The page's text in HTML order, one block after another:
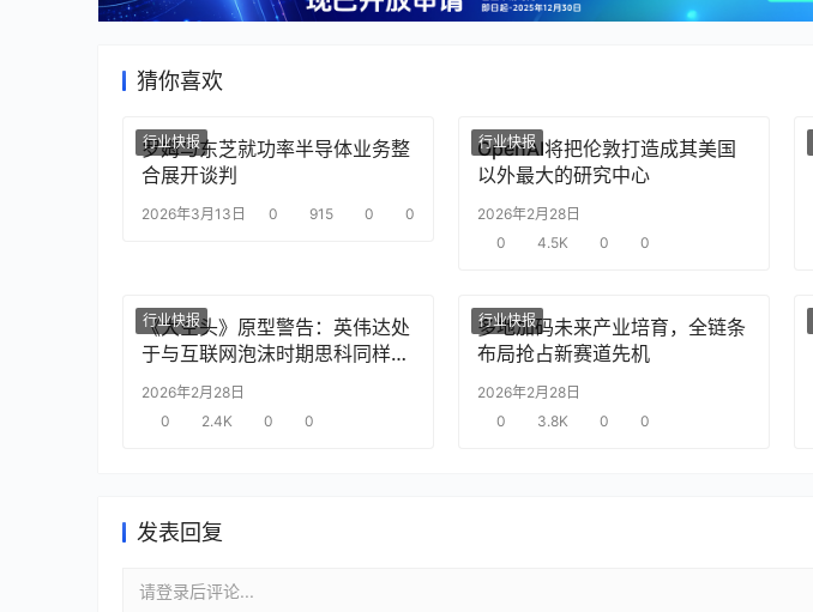
猜你喜欢
行业快报
罗姆与东芝就功率半导体业务整
合展开谈判
2026年3月13日 0 915 0 0
行业快报
OpenAI将把伦敦打造成其美国
以外最大的研究中心
2026年2月28日
0
4.5K 0 0
行业快报
《大空头》原型警告：英伟达处
于与互联网泡沫时期思科同样的
“危险境地”
2026年2月28日
0
2.4K 0 0
行业快报
多地加码未来产业培育，全链条
布局抢占新赛道先机
2026年2月28日
0
3.8K 0 0
发表回复
请登录后评论...